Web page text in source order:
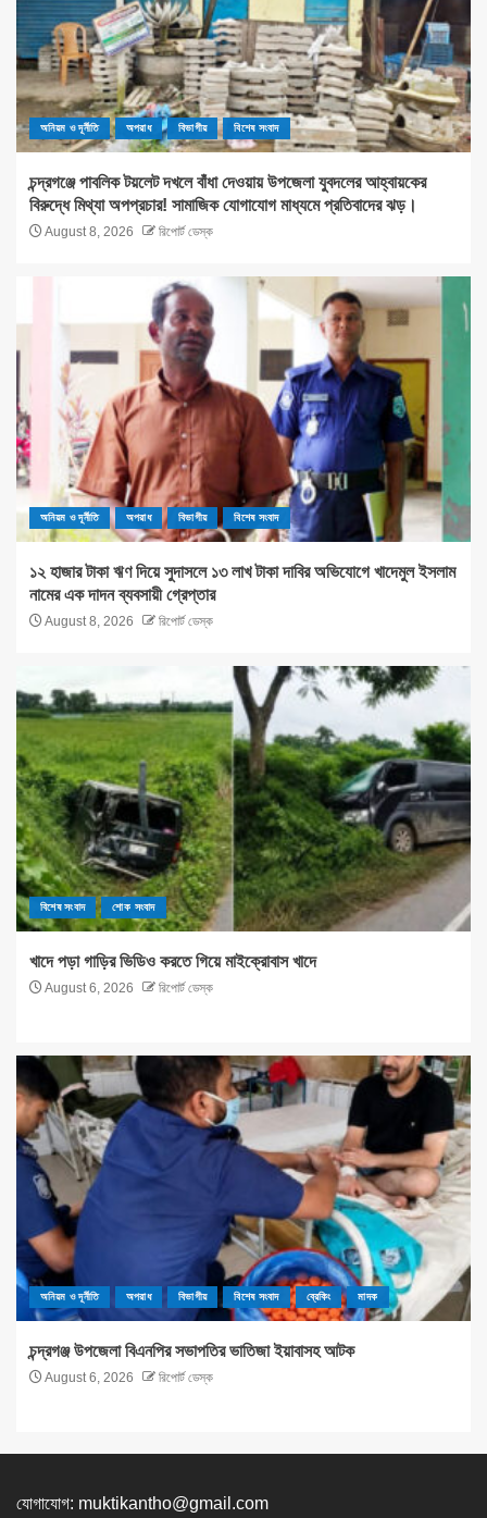
অনিয়ম ও দূর্নীতি অপরাধ বিভাগীয় বিশেষ সংবাদ
চন্দ্রগঞ্জে পাবলিক টয়লেট দখলে বাঁধা দেওয়ায় উপজেলা যুবদলের আহ্বায়কের
বিরুদ্ধে মিথ্যা অপপ্রচার! সামাজিক যোগাযোগ মাধ্যমে প্রতিবাদের ঝড়।
August 8, 2026 রিপোর্ট ডেস্ক
অনিয়ম ও দূর্নীতি অপরাধ বিভাগীয় বিশেষ সংবাদ
১২ হাজার টাকা ঋণ দিয়ে সুদাসলে ১৩ লাখ টাকা দাবির অভিযোগে খাদেমুল ইসলাম
নামের এক দাদন ব্যবসায়ী গ্রেপ্তার
August 8, 2026 রিপোর্ট ডেস্ক
বিশেষ সংবাদ শোক সংবাদ
খাদে পড়া গাড়ির ভিডিও করতে গিয়ে মাইক্রোবাস খাদে
August 6, 2026 রিপোর্ট ডেস্ক
অনিয়ম ও দূর্নীতি অপরাধ বিভাগীয় বিশেষ সংবাদ ব্রেকিং মাদক
চন্দ্রগঞ্জ উপজেলা বিএনপির সভাপতির ভাতিজা ইয়াবাসহ আটক
August 6, 2026 রিপোর্ট ডেস্ক
যোগাযোগ: muktikantho@gmail.com